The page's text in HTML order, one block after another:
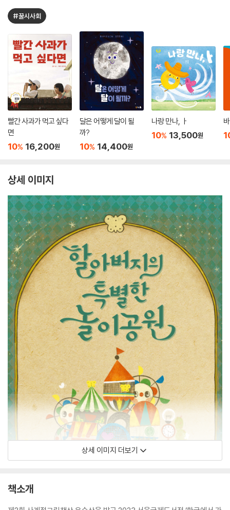
#꿀시사회
빨간 사과가 먹고 싶다
면
10% 16,200원
달은 어떻게 달이 될
까?
10% 14,400원
나랑 만나, ㅏ
10% 13,500원
상세 이미지
상세 이미지 더보기
책소개